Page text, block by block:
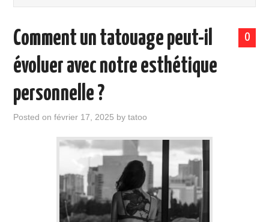
ART ET CULTURE
INSPIRATION
SOINS DES TATOUAGES
0
Comment un tatouage peut-il
évoluer avec notre esthétique
personnelle ?
Posted onfévrier 17, 2025 bytatoo